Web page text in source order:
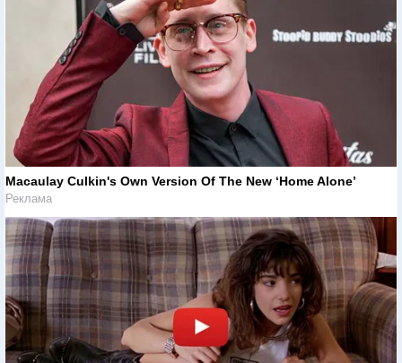
Macaulay Culkin's Own Version Of The New ‘Home Alone’
Реклама